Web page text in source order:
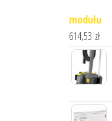
modułu
614,53 zł